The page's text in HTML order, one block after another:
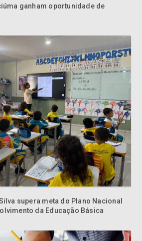
supera meta do Plano Nacional
da Educação Básica